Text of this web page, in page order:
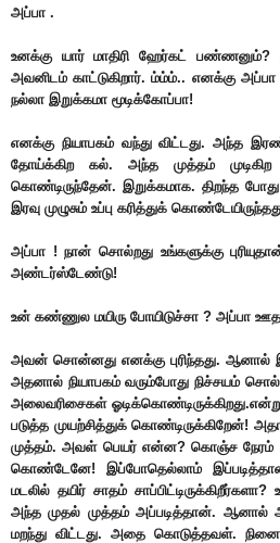
அப்பா .
உனக்கு யார் மாதிரி ஹேர்கட்
அவனிடம் காட்டுகிறார். ம்ம்ம்.. எனக்கு
நல்லா இறுக்கமா மூடிக்கோப்பா!
எனக்கு நியாபகம் வந்து விட்டது. அந்த
தோய்க்கிற கல். அந்த முத்தம்
கொண்டிருந்தேன். இறுக்கமாக. திறந்த
இரவு முழுசும் உப்பு கரித்துக்
அப்பா ! நான் சொல்றது உங்களுக்கு
அண்டர்ஸ்டேண்டு!
உன் கண்ணுல மயிரு போயிடுச்சா ? அப்பா
அவன் சொன்னது எனக்கு புரிந்தது. ஆனால்
அதனால் நியாபகம் வரும்போது நிச்சயம்
அலைவரிசைகள்
படுத்த முயற்சித்துக் கொண்டிருக்கிறேன்!
முத்தம். அவள் பெயர் என்ன? கொஞ்ச நேரம்
கொண்டேனே! இப்போதெல்லாம்
மடலில் தயிர் சாதம்
அந்த முதல் முத்தம் அப்படித்தான்.
மறந்து விட்டது. அதை கொடுத்தவள்.